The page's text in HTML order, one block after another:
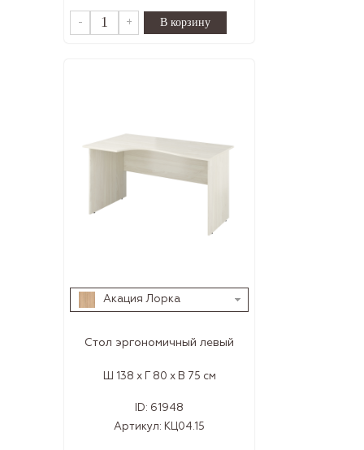
- +
Акация Лорка
Стол эргономичный левый
Ш 138 x Г 80 x В 75 см
ID: 61948
Артикул: КЦ04.15